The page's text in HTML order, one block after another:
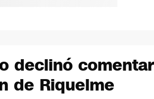
declinó comentar
de Riquelme